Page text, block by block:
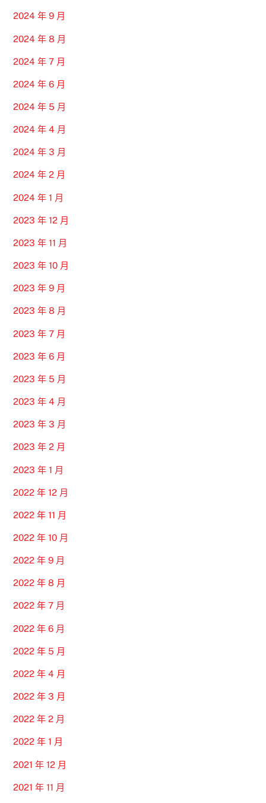
2024 年 9 月
2024 年 8 月
2024 年 7 月
2024 年 6 月
2024 年 5 月
2024 年 4 月
2024 年 3 月
2024 年 2 月
2024 年 1 月
2023 年 12 月
2023 年 11 月
2023 年 10 月
2023 年 9 月
2023 年 8 月
2023 年 7 月
2023 年 6 月
2023 年 5 月
2023 年 4 月
2023 年 3 月
2023 年 2 月
2023 年 1 月
2022 年 12 月
2022 年 11 月
2022 年 10 月
2022 年 9 月
2022 年 8 月
2022 年 7 月
2022 年 6 月
2022 年 5 月
2022 年 4 月
2022 年 3 月
2022 年 2 月
2022 年 1 月
2021 年 12 月
2021 年 11 月